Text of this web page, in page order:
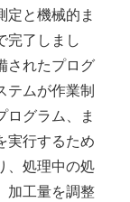
定と機械的ま
完了しまし
されたプログ
テムが作業制
ログラム、ま
実行するため
、処理中の処
加工量を調整